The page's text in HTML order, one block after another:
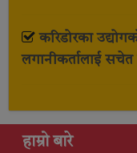
करिडोरका
लगानीकर्तालाई
हाम्रो बारे